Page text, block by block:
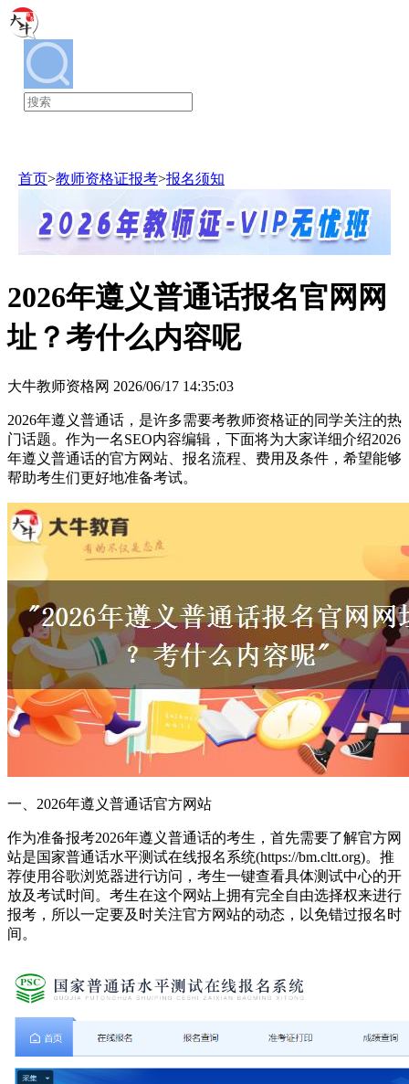
首页>教师资格证报考>报名须知
2026年遵义普通话报名官网网
址？考什么内容呢
大牛教师资格网 2026/06/17 14:35:03
2026年遵义普通话，是许多需要考教师资格证的同学关注的热
门话题。作为一名SEO内容编辑，下面将为大家详细介绍2026
年遵义普通话的官方网站、报名流程、费用及条件，希望能够
帮助考生们更好地准备考试。
一、2026年遵义普通话官方网站
作为准备报考2026年遵义普通话的考生，首先需要了解官方网
站是国家普通话水平测试在线报名系统(https://bm.cltt.org)。推
荐使用谷歌浏览器进行访问，考生一键查看具体测试中心的开
放及考试时间。考生在这个网站上拥有完全自由选择权来进行
报考，所以一定要及时关注官方网站的动态，以免错过报名时
间。